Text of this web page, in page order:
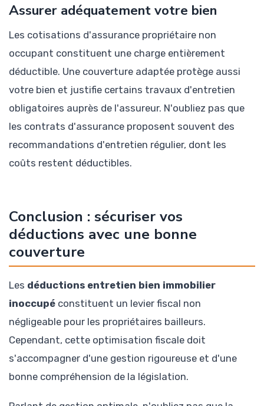
Assurer adéquatement votre bien
Les cotisations d'assurance propriétaire non
occupant constituent une charge entièrement
déductible. Une couverture adaptée protège aussi
votre bien et justifie certains travaux d'entretien
obligatoires auprès de l'assureur. N'oubliez pas que
les contrats d'assurance proposent souvent des
recommandations d'entretien régulier, dont les
coûts restent déductibles.
Conclusion : sécuriser vos
déductions avec une bonne
couverture
Les déductions entretien bien immobilier
inoccupé constituent un levier fiscal non
négligeable pour les propriétaires bailleurs.
Cependant, cette optimisation fiscale doit
s'accompagner d'une gestion rigoureuse et d'une
bonne compréhension de la législation.